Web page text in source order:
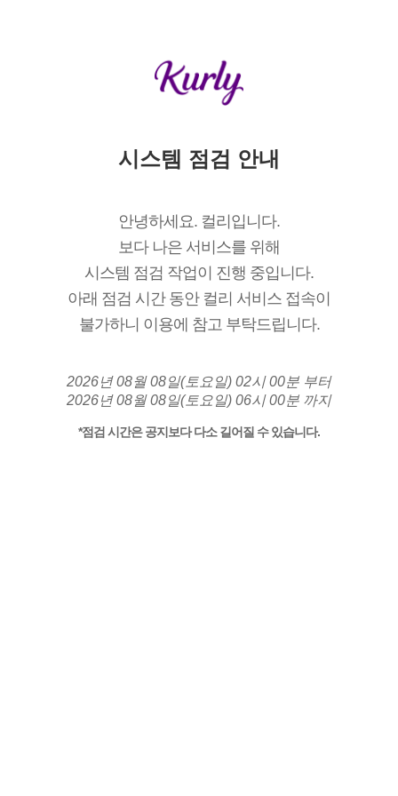
시스템 점검 안내
안녕하세요. 컬리입니다.
보다 나은 서비스를 위해
시스템 점검 작업이 진행 중입니다.
아래 점검 시간 동안 컬리 서비스 접속이
불가하니 이용에 참고 부탁드립니다.
2026년 08월 08일(토요일) 02시 00분 부터
2026년 08월 08일(토요일) 06시 00분 까지
*점검 시간은 공지보다 다소 길어질 수 있습니다.